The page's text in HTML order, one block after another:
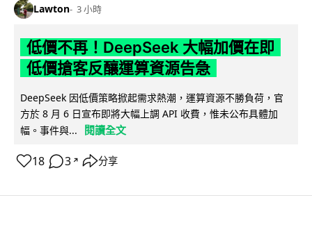
Lawton 3 小時
低價不再！DeepSeek 大幅加價在即
低價搶客反釀運算資源告急
DeepSeek 因低價策略掀起需求熱潮，運算資源不勝負荷，官
方於 8 月 6 日宣布即將大幅上調 API 收費，惟未公布具體加
幅。事件與...
閱讀全文
18 3 ↗ 分享